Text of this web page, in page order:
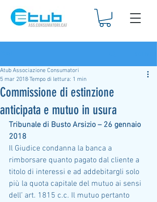
Commissione di estinzione
anticipata e mutuo in usura
Atub Associazione Consumatori
5 mar 2018 Tempo di lettura: 1 min
Tribunale di Busto Arsizio – 26 gennaio
2018
Il Giudice condanna la banca a
rimborsare quanto pagato dal cliente a
titolo di interessi e ad addebitargli solo
più la quota capitale del mutuo ai sensi
dell’ art. 1815 c.c. Il mutuo pertanto